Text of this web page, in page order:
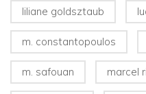
liliane goldsztaub
m. constantopoulos
m. safouan marcel